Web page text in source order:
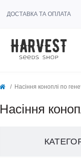
ДОСТАВКА ТА ОПЛАТА
Насіння коноплі по
Насіння